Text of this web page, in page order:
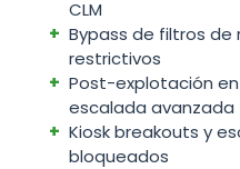
CLM
Bypass de filtros de
restrictivos
Post-explotación en
escalada avanzada
Kiosk breakouts y
bloqueados